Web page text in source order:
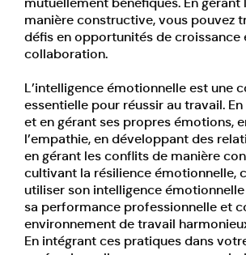
manière constructive, vous pouvez
défis en opportunités de croissance
collaboration.
L’intelligence émotionnelle est une
essentielle pour réussir au travail.
et en gérant ses propres émotions,
l’empathie, en développant des
en gérant les conflits de manière
cultivant la résilience émotionnelle,
utiliser son intelligence
sa performance professionnelle et
environnement de travail
En intégrant ces pratiques dans